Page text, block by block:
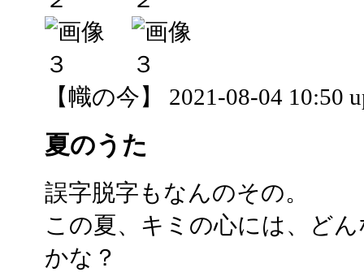
【幟の今】 2021-08-04 10:50
夏のうた
誤字脱字もなんのその。
この夏、キミの心には、ど
かな？